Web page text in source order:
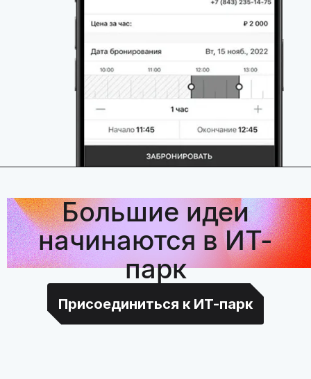
Большие идеи
начинаются в ИТ-
парк
Присоединиться к ИТ-парк